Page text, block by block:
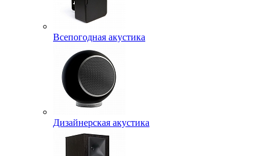
Всепогодная акустика
Дизайнерская акустика